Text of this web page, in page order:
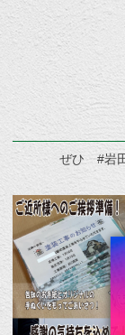
ぜひ #岩